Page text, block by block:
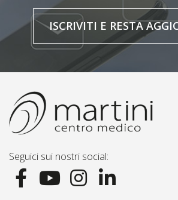
ISCRIVITI E RESTA
Seguici sui nostri social: